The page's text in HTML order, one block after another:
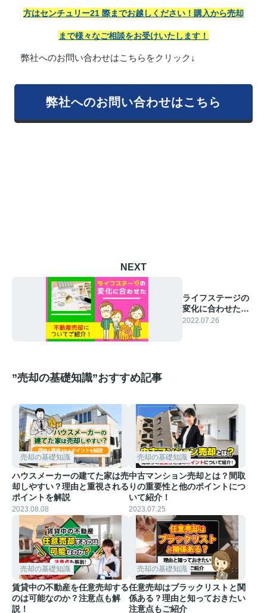
方はセンチュリー21 際までお越しください！ 購入から売却
まで様々なご相談をお受けいたします！
弊社へのお問い合わせはこちらをクリック↓
弊社へのお問い合わせはこちら
NEXT
ライフステージの
変化に合わせた不
動産売却について
2022.07.26
”売却の基礎知識”おすすめ記事
売却の基礎知識
ハウスメーカーの建てた家は売
却しやすい？理由と重視される
ポイントを解説
2023.08.08
売却の基礎知識
中古マンション売却とは？間取
りの重要性と他のポイントにつ
いて紹介！
2023.07.25
売却の基礎知識
賃貸中の不動産を任意売却する
のは可能なのか？注意点も解
説！
売却の基礎知識
任意売却はブラックリストと関
係ある？理由と知っておきたい
注意点もご紹介